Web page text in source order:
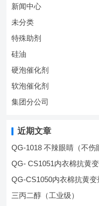
新闻中心
未分类
特殊助剂
硅油
硬泡催化剂
软泡催化剂
集团分公司
近期文章
QG-1018 不辣眼睛（不伤
QG- CS1051内衣棉抗黄
QG-CS1050内衣棉抗黄变
三丙二醇（工业级）